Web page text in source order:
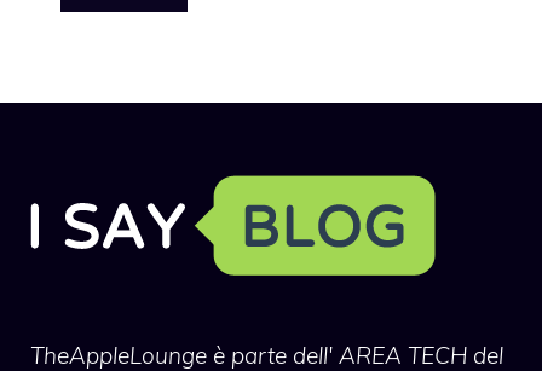
TheAppleLounge è parte dell' AREA TECH del